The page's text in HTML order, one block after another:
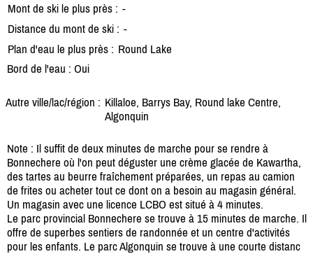
Mont de ski le plus près : -
Distance du mont de ski : -
Plan d'eau le plus près : Round Lake
Bord de l'eau : Oui
Autre ville/lac/région : Killaloe, Barrys Bay, Round lake Centre,
Algonquin
Note : Il suffit de deux minutes de marche pour se rendre à
Bonnechere où l'on peut déguster une crème glacée de Kawartha,
des tartes au beurre fraîchement préparées, un repas au camion
de frites ou acheter tout ce dont on a besoin au magasin général.
Un magasin avec une licence LCBO est situé à 4 minutes.
Le parc provincial Bonnechere se trouve à 15 minutes de marche. Il
offre de superbes sentiers de randonnée et un centre d'activités
pour les enfants. Le parc Algonquin se trouve à une courte distanc